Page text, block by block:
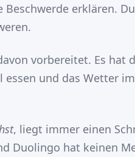
Beschwerde erklären.
vorbereitet. Es hat
und das Wetter
, liegt immer einen
Duolingo hat keinen